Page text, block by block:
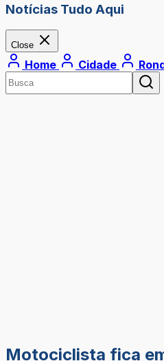
Notícias Tudo Aqui
Close
Home Cidade
Motociclista fica